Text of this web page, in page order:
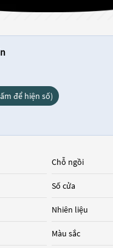
để hiện số)
Chỗ ngồi
Số cửa
Nhiên liệu
Màu sắc